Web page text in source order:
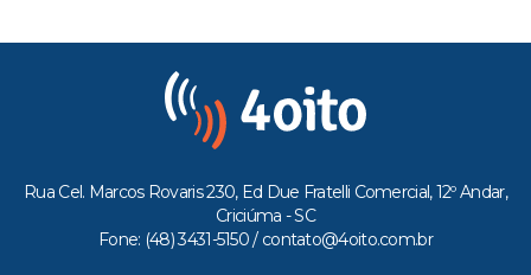
Rua Cel. Marcos Rovaris 230, Ed Due Fratelli Comercial, 12º Andar,
Criciúma - SC
Fone: (48) 3431-5150 / contato@4oito.com.br